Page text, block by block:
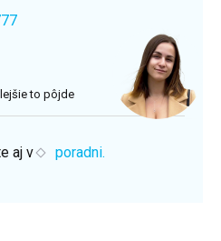
to pôjde
aj v poradni.